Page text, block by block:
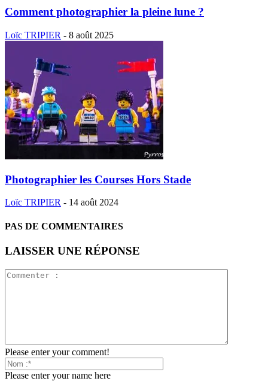
Comment photographier la pleine lune ?
Loïc TRIPIER - 8 août 2025
Photographier les Courses Hors Stade
Loïc TRIPIER - 14 août 2024
PAS DE COMMENTAIRES
LAISSER UNE RÉPONSE
Please enter your comment!
Please enter your name here